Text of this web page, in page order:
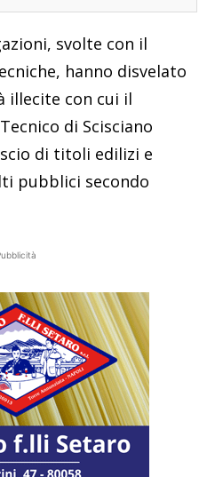
svolte con il
hanno disvelato
illecite con cui il
di Scisciano
di titoli edilizi e
pubblici secondo